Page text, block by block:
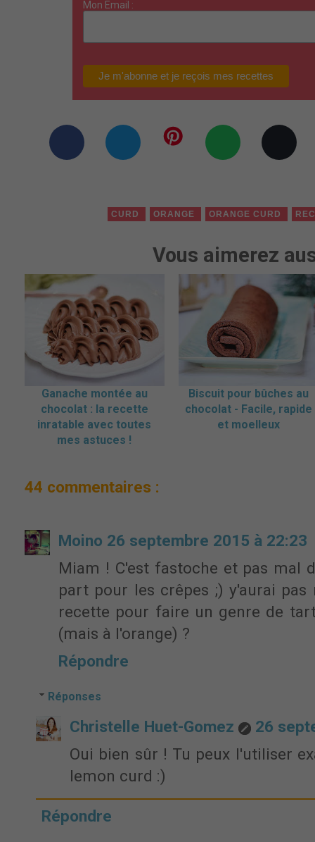
Mon Email :
CURD ORANGE ORANGE CURD
Vous aimerez
Ganache montée au
chocolat : la recette
inratable avec toutes
mes astuces !
Biscuit pour bûches au
chocolat - Facile, rapide
et moelleux
44 commentaires :
Moino 26 septembre 2015 à 22:23
Miam ! C'est fastoche et pas mal
part pour les crêpes ;) y'aurai
recette pour faire un genre de
(mais à l'orange) ?
Répondre
Réponses
Christelle Huet-Gomez
26
Oui bien sûr ! Tu peux l'utiliser
lemon curd :)
Répondre